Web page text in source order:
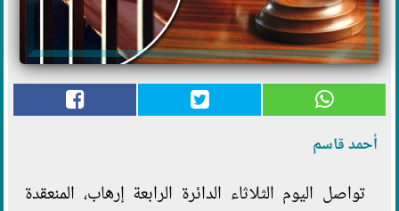
أحمد قاسم
تواصل اليوم الثلاثاء الدائرة الرابعة إرهاب، المنعقدة